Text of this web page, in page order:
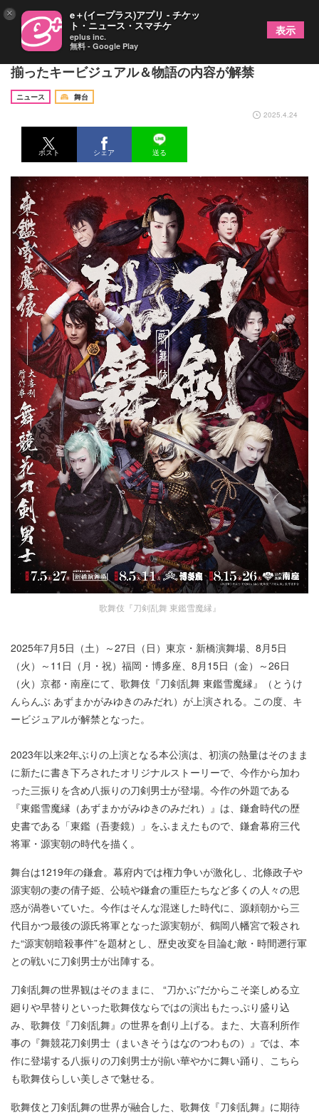
歌舞伎『刀剣乱舞 東鑑雪魔縁』刀剣男士八振りが
揃ったキービジュアル＆物語の内容が解禁
ニュース
舞台
2025.4.24
ポスト シェア 送る
歌舞伎『刀剣乱舞 東鑑雪魔縁』
2025年7月5日（土）～27日（日）東京・新橋演舞場、8月5日
（火）～11日（月・祝）福岡・博多座、8月15日（金）～26日
（火）京都・南座にて、歌舞伎『刀剣乱舞 東鑑雪魔縁』（とうけ
んらんぶ あずまかがみゆきのみだれ）が上演される。この度、キ
ービジュアルが解禁となった。
2023年以来2年ぶりの上演となる本公演は、初演の熱量はそのまま
に新たに書き下ろされたオリジナルストーリーで、今作から加わ
った三振りを含め八振りの刀剣男士が登場。今作の外題である
『東鑑雪魔縁（あずまかがみゆきのみだれ）』は、鎌倉時代の歴
史書である「東鑑（吾妻鏡）」をふまえたもので、鎌倉幕府三代
将軍・源実朝の時代を描く。
舞台は1219年の鎌倉。幕府内では権力争いが激化し、北條政子や
源実朝の妻の倩子姫、公暁や鎌倉の重臣たちなど多くの人々の思
惑が渦巻いていた。今作はそんな混迷した時代に、源頼朝から三
代目かつ最後の源氏将軍となった源実朝が、鶴岡八幡宮で殺され
た“源実朝暗殺事件”を題材とし、歴史改変を目論む敵・時間遡行軍
との戦いに刀剣男士が出陣する。
刀剣乱舞の世界観はそのままに、 “刀かぶ”だからこそ楽しめる立
廻りや早替りといった歌舞伎ならではの演出もたっぷり盛り込
み、歌舞伎『刀剣乱舞』の世界を創り上げる。また、大喜利所作
事の『舞競花刀剣男士（まいきそうはなのつわもの）』では、本
作に登場する八振りの刀剣男士が揃い華やかに舞い踊り、こちら
も歌舞伎らしい美しさで魅せる。
歌舞伎と刀剣乱舞の世界が融合した、歌舞伎『刀剣乱舞』に期待
× e＋(イープラス)アプリ - チケッ
ト・ニュース・スマチケ
eplus inc.
無料 - Google Play
表示